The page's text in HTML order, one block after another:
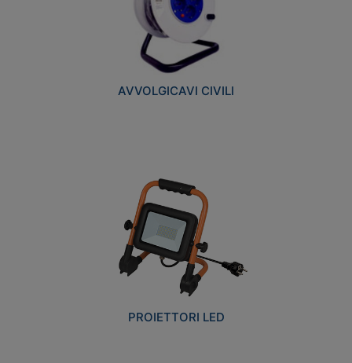
AVVOLGICAVI CIVILI
PROIETTORI LED